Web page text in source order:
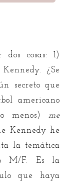
dos cosas: 1)
¿Se
secreto que
americano
menos)
me
Kennedy he
la temática
M/F. Es la
que haya